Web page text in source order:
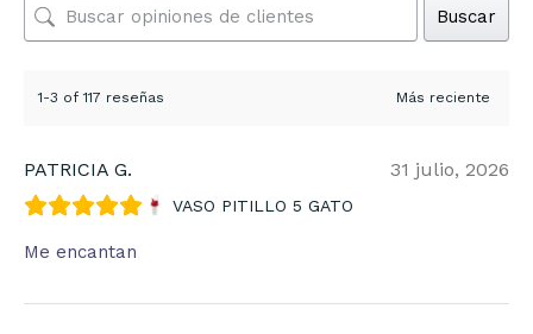
Buscar
1-3 of 117 reseñas
PATRICIA G. 31 julio, 2026
VASO PITILLO 5 GATO
Me encantan